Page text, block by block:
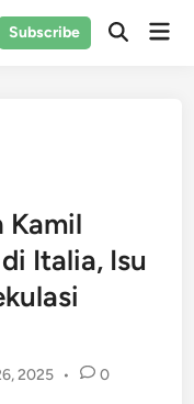
Subscribe
Open
Kamil
Italia, Isu
2025 • 0